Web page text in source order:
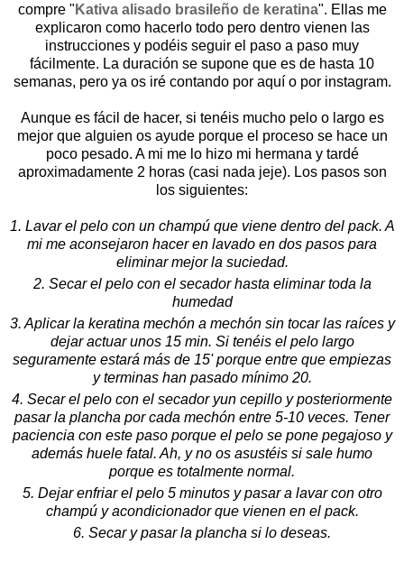
compre " Kativa alisado brasileño de keratina". Ellas me
explicaron como hacerlo todo pero dentro vienen las
instrucciones y podéis seguir el paso a paso muy
fácilmente. La duración se supone que es de hasta 10
semanas, pero ya os iré contando por aquí o por instagram.
Aunque es fácil de hacer, si tenéis mucho pelo o largo es
mejor que alguien os ayude porque el proceso se hace un
poco pesado. A mi me lo hizo mi hermana y tardé
aproximadamente 2 horas (casi nada jeje). Los pasos son
los siguientes:
1. Lavar el pelo con un champú que viene dentro del pack. A
mi me aconsejaron hacer en lavado en dos pasos para
eliminar mejor la suciedad.
2. Secar el pelo con el secador hasta eliminar toda la
humedad
3. Aplicar la keratina mechón a mechón sin tocar las raíces y
dejar actuar unos 15 min. Si tenéis el pelo largo
seguramente estará más de 15' porque entre que empiezas
y terminas han pasado mínimo 20.
4. Secar el pelo con el secador yun cepillo y posteriormente
pasar la plancha por cada mechón entre 5-10 veces. Tener
paciencia con este paso porque el pelo se pone pegajoso y
además huele fatal. Ah, y no os asustéis si sale humo
porque es totalmente normal.
5. Dejar enfriar el pelo 5 minutos y pasar a lavar con otro
champú y acondicionador que vienen en el pack.
6. Secar y pasar la plancha si lo deseas.